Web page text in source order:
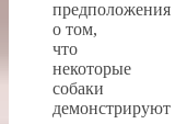
предположения
о том,
что
некоторые
собаки
демонстрируют